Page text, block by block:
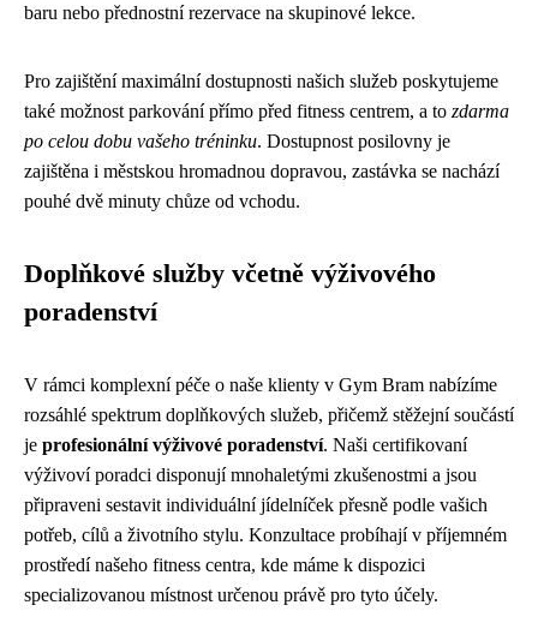
baru nebo přednostní rezervace na skupinové lekce.
Pro zajištění maximální dostupnosti našich služeb poskytujeme
také možnost parkování přímo před fitness centrem, a to zdarma
po celou dobu vašeho tréninku. Dostupnost posilovny je
zajištěna i městskou hromadnou dopravou, zastávka se nachází
pouhé dvě minuty chůze od vchodu.
Doplňkové služby včetně výživového
poradenství
V rámci komplexní péče o naše klienty v Gym Bram nabízíme
rozsáhlé spektrum doplňkových služeb, přičemž stěžejní součástí
je profesionální výživové poradenství. Naši certifikovaní
výživoví poradci disponují mnohaletými zkušenostmi a jsou
připraveni sestavit individuální jídelníček přesně podle vašich
potřeb, cílů a životního stylu. Konzultace probíhají v příjemném
prostředí našeho fitness centra, kde máme k dispozici
specializovanou místnost určenou právě pro tyto účely.